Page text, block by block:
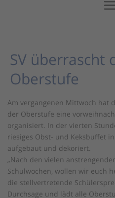
SV überrascht
Oberstufe
Am vergangenen Mittwoch hat
der Oberstufe eine
organisiert. In der vierten
riesiges Obst- und Keksbuffet
aufgebaut und dekoriert.
„Nach den vielen
Schulwochen, wollen wir euch
die stellvertretende
Durchsage und lädt alle